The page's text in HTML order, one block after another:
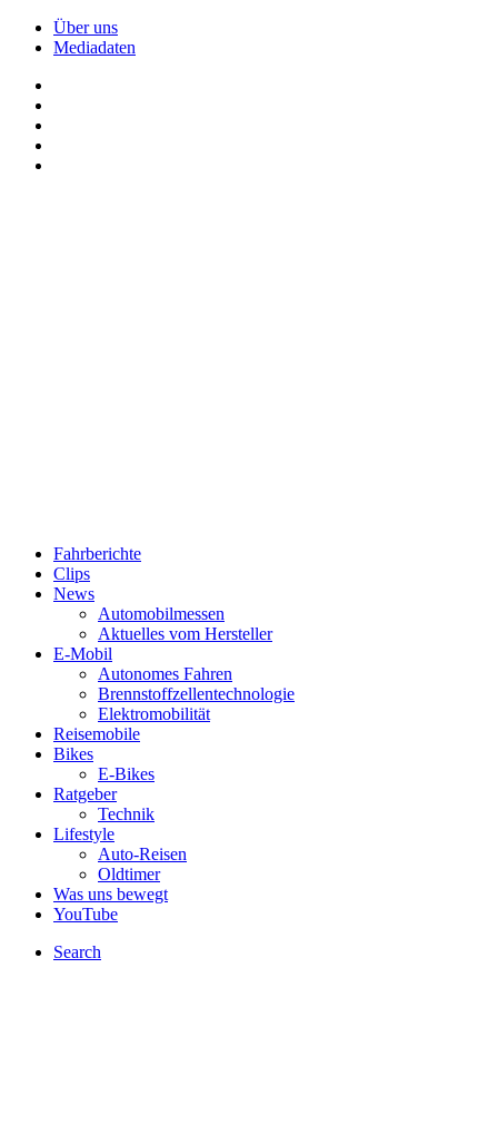
Über uns
Mediadaten
Fahrberichte
Clips
News
Automobilmessen
Aktuelles vom Hersteller
E-Mobil
Autonomes Fahren
Brennstoffzellentechnologie
Elektromobilität
Reisemobile
Bikes
E-Bikes
Ratgeber
Technik
Lifestyle
Auto-Reisen
Oldtimer
Was uns bewegt
YouTube
Search